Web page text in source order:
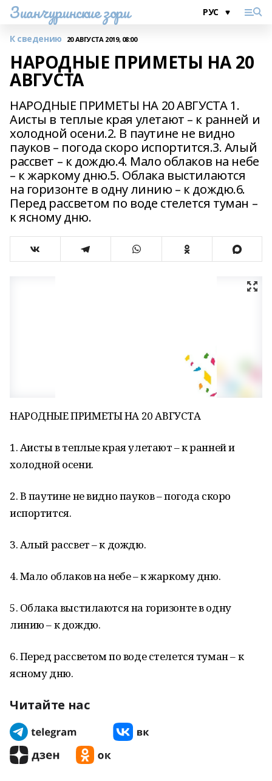
Зианчуринские зори
К сведению 20 АВГУСТА 2019, 08:00
НАРОДНЫЕ ПРИМЕТЫ НА 20
АВГУСТА
НАРОДНЫЕ ПРИМЕТЫ НА 20 АВГУСТА 1.
Аисты в теплые края улетают – к ранней и
холодной осени.2. В паутине не видно
пауков – погода скоро испортится.3. Алый
рассвет – к дождю.4. Мало облаков на небе
– к жаркому дню.5. Облака выстилаются
на горизонте в одну линию – к дождю.6.
Перед рассветом по воде стелется туман –
к ясному дню.
НАРОДНЫЕ ПРИМЕТЫ НА 20 АВГУСТА
1. Аисты в теплые края улетают – к ранней и
холодной осени.
2. В паутине не видно пауков – погода скоро
испортится.
3. Алый рассвет – к дождю.
4. Мало облаков на небе – к жаркому дню.
5. Облака выстилаются на горизонте в одну
линию – к дождю.
6. Перед рассветом по воде стелется туман – к
ясному дню.
Читайте нас